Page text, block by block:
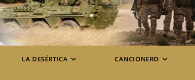
LA DESÉRTICA CANCIONERO